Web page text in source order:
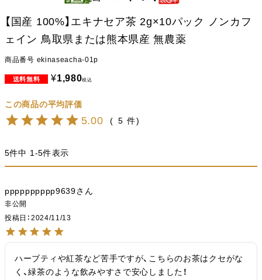
【国産 100%】エキナセア茶 2g×10パック ノンカフ
ェイン 鳥取県または熊本県産 無農薬
商品番号 ekinaseacha-01p
¥1,980税込
5.00 5
5件中 1-5件表示
pppppppppp9639
非公開
投稿日
2024/11/13
ハーブティや紅茶など苦手ですが、こちらのお茶はクセがな
く、緑茶のような飲みやすさで安心しました！